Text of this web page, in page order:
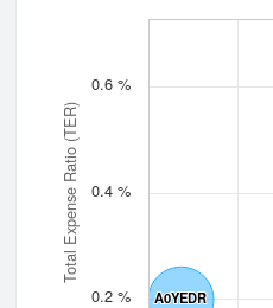
Total Expense Ratio (TER)
A0YEDR
A0YEDR
0.2 %
0.4 %
0.6 %